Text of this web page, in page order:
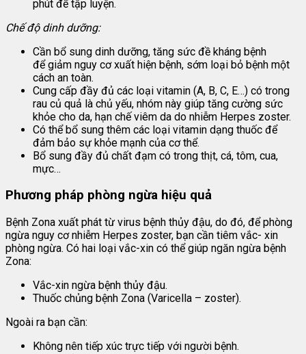
phút để tập luyện.
Chế độ dinh dưỡng:
Cần bổ sung dinh dưỡng, tăng sức đề kháng bệnh
để giảm nguy cơ xuất hiện bệnh, sớm loại bỏ bệnh một
cách an toàn.
Cung cấp đầy đủ các loại vitamin (A, B, C, E…) có trong
rau củ quả là chủ yếu, nhóm này giúp tăng cường sức
khỏe cho da, hạn chế viêm da do nhiễm Herpes zoster.
Có thể bổ sung thêm các loại vitamin dạng thuốc để
đảm bảo sự khỏe mạnh của cơ thể.
Bổ sung đầy đủ chất đạm có trong thịt, cá, tôm, cua,
mực…
Phương pháp phòng ngừa hiệu quả
Bệnh Zona xuất phát từ virus bệnh thủy đậu, do đó, để phòng
ngừa nguy cơ nhiễm Herpes zoster, bạn cần tiêm vắc- xin
phòng ngừa. Có hai loại vắc-xin có thể giúp ngăn ngừa bệnh
Zona:
Vắc-xin ngừa bệnh thủy đậu.
Thuốc chủng bệnh Zona (Varicella – zoster).
Ngoài ra bạn cần:
Không nên tiếp xúc trực tiếp với người bệnh.